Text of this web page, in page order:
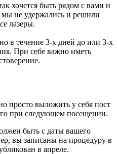
хочется быть рядом с вами и
мы не удержались и решили
лазеры.
в течение 3-х дней до или 3-х
При себе важно иметь
просто выложить у себя пост
при следующем посещении.
быть с даты вашего
вы записаны на процедуру в
в апреле.